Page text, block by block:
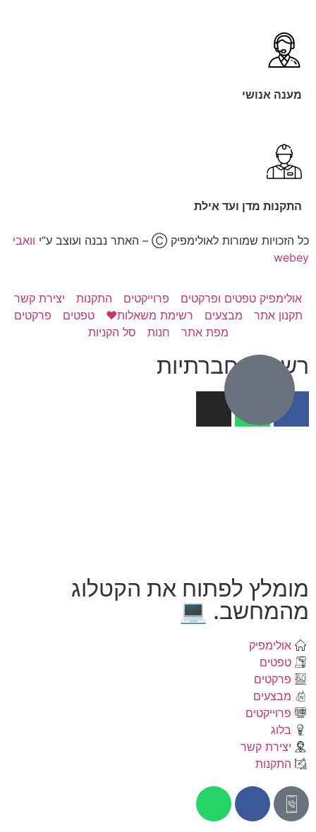
רשתות חברתיות
מענה אנושי
התקנות מדן ועד אילת
כל הזכויות שמורות לאולימפיק Ⓒ – האתר נבנה ועוצב ע”י
וואבי
webey
אולימפיק טפטים ופרקטים פרוייקטים התקנות
יצירת קשר
תקנון אתר
מבצעים רשימת משאלות❤️ טפטים
פרקטים
מפת אתר
חנות סל הקניות
מומלץ לפתוח את הקטלוג
מהמחשב. 💻
אולימפיק
טפטים
פרקטים
מבצעים
פרוייקטים
בלוג
יצירת קשר
התקנות